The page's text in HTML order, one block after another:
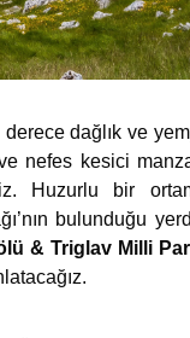
dağlık ve
nefes kesici
Huzurlu bir
bulunduğu
& Triglav Milli